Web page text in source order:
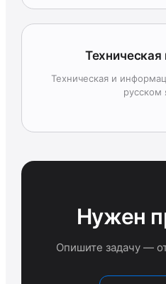
Техническая и
русском
Нужен
Опишите задачу —